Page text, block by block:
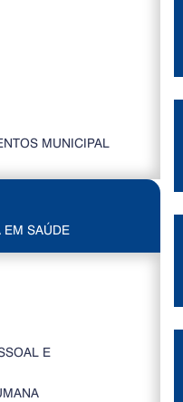
MUNICIPAL
EM SAÚDE
E